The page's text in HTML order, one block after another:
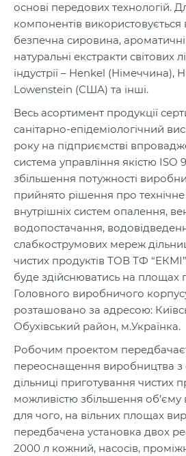
основі передових технологій.
компонентів використовується
безпечна сировина, ароматичні
натуральні екстракти світових
індустрії – Henkel (Німеччина),
Lowenstein (США) та інші.
Весь асортимент продукції
санітарно-епідеміологічний
року на підприємстві
система управління якістю ISO
збільшення потужності
прийнято рішення про
внутрішніх систем опалення,
водопостачання,
слабкострумових мереж
чистих продуктів ТОВ ТФ
буде здійснюватись на площах
Головного виробничого
розташовано за адресою:
Обухівський район, м.Українка.
Робочим проектом
переоснащення виробництва з
дільниці приготування чистих
можливістю збільшення об’єму
для чого, на вільних площах
передбачена установка двох
2000 л кожний, насосів,